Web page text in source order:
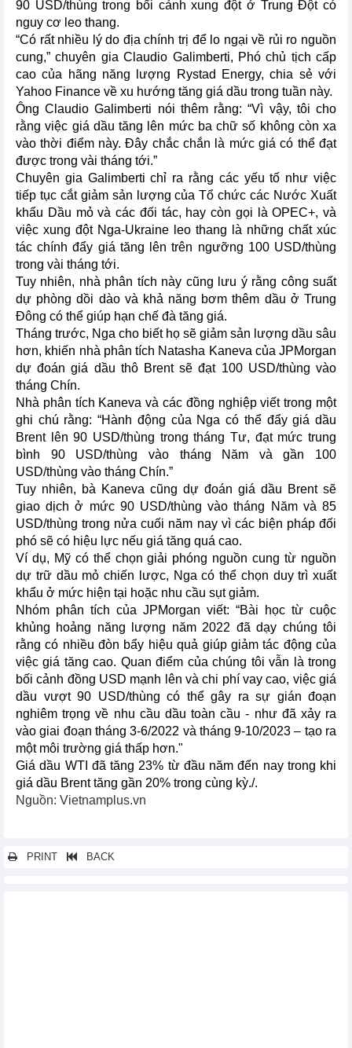
90 USD/thùng trong bối cảnh xung đột ở Trung Đột có
nguy cơ leo thang.
“Có rất nhiều lý do địa chính trị để lo ngại về rủi ro nguồn
cung,” chuyên gia Claudio Galimberti, Phó chủ tịch cấp
cao của hãng năng lượng Rystad Energy, chia sẻ với
Yahoo Finance về xu hướng tăng giá dầu trong tuần này.
Ông Claudio Galimberti nói thêm rằng: “Vì vậy, tôi cho
rằng việc giá dầu tăng lên mức ba chữ số không còn xa
vào thời điểm này. Đây chắc chắn là mức giá có thể đạt
được trong vài tháng tới.”
Chuyên gia Galimberti chỉ ra rằng các yếu tố như việc
tiếp tục cắt giảm sản lượng của Tổ chức các Nước Xuất
khẩu Dầu mỏ và các đối tác, hay còn gọi là OPEC+, và
việc xung đột Nga-Ukraine leo thang là những chất xúc
tác chính đẩy giá tăng lên trên ngưỡng 100 USD/thùng
trong vài tháng tới.
Tuy nhiên, nhà phân tích này cũng lưu ý rằng công suất
dự phòng dồi dào và khả năng bơm thêm dầu ở Trung
Đông có thể giúp hạn chế đà tăng giá.
Tháng trước, Nga cho biết họ sẽ giảm sản lượng dầu sâu
hơn, khiến nhà phân tích Natasha Kaneva của JPMorgan
dự đoán giá dầu thô Brent sẽ đạt 100 USD/thùng vào
tháng Chín.
Nhà phân tích Kaneva và các đồng nghiệp viết trong một
ghi chú rằng: “Hành động của Nga có thể đẩy giá dầu
Brent lên 90 USD/thùng trong tháng Tư, đạt mức trung
bình 90 USD/thùng vào tháng Năm và gần 100
USD/thùng vào tháng Chín.”
Tuy nhiên, bà Kaneva cũng dự đoán giá dầu Brent sẽ
giao dịch ở mức 90 USD/thùng vào tháng Năm và 85
USD/thùng trong nửa cuối năm nay vì các biện pháp đối
phó sẽ có hiệu lực nếu giá tăng quá cao.
Ví dụ, Mỹ có thể chọn giải phóng nguồn cung từ nguồn
dự trữ dầu mỏ chiến lược, Nga có thể chọn duy trì xuất
khẩu ở mức hiện tại hoặc nhu cầu sụt giảm.
Nhóm phân tích của JPMorgan viết: “Bài học từ cuộc
khủng hoảng năng lượng năm 2022 đã dạy chúng tôi
rằng có nhiều đòn bẩy hiệu quả giúp giảm tác động của
việc giá tăng cao. Quan điểm của chúng tôi vẫn là trong
bối cảnh đồng USD mạnh lên và chi phí vay cao, việc giá
dầu vượt 90 USD/thùng có thể gây ra sự gián đoạn
nghiêm trọng về nhu cầu dầu toàn cầu - như đã xảy ra
vào giai đoạn tháng 3-6/2022 và tháng 9-10/2023 – tạo ra
một môi trường giá thấp hơn."
Giá dầu WTI đã tăng 23% từ đầu năm đến nay trong khi
giá dầu Brent tăng gần 20% trong cùng kỳ./.
Nguồn: Vietnamplus.vn
PRINT BACK